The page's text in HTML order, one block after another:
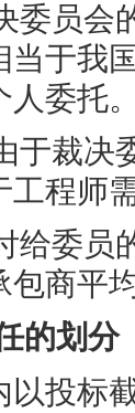
员会的
当于我
委托。
裁决委
工程师
委员的
商平均
划分
标截